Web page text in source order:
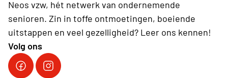
Neos vzw, hét netwerk van ondernemende
senioren. Zin in toffe ontmoetingen, boeiende
uitstappen en veel gezelligheid? Leer ons kennen!
Volg ons
Facebook Neos vzw
Instagram Neos vzw